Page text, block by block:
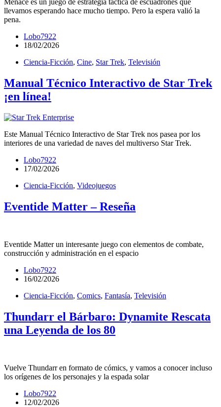
Menace es un juego de estrategia táctica de escuadrones que
llevamos esperando hace mucho tiempo. Pero la espera valió la
pena.
Lobo7922
18/02/2026
Ciencia-Ficción, Cine, Star Trek, Televisión
Manual Técnico Interactivo de Star Trek
¡en línea!
Este Manual Técnico Interactivo de Star Trek nos pasea por los
interiores de una variedad de naves del multiverso Star Trek.
Lobo7922
17/02/2026
Ciencia-Ficción, Videojuegos
Eventide Matter – Reseña
Eventide Matter un interesante juego con elementos de combate,
construcción y administración en el espacio
Lobo7922
16/02/2026
Ciencia-Ficción, Comics, Fantasía, Televisión
Thundarr el Bárbaro: Dynamite Rescata
una Leyenda de los 80
Vuelve Thundarr en formato de cómics, y vamos a conocer incluso
los orígenes de los personajes y la espada solar
Lobo7922
12/02/2026